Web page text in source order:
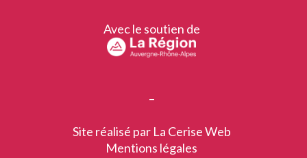
Avec le soutien de
–
Site réalisé par La Cerise Web
Mentions légales